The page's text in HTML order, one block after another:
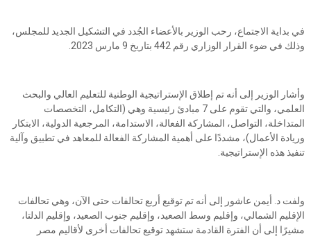
في بداية الاجتماع، رحب الوزير بالأعضاء الجُدد في التشكيل الجديد للمجلس،
وذلك في ضوء القرار الوزاري رقم 442 بتاريخ 9 مارس 2023.
وأشار الوزير إلى أنه تم إطلاق الإستراتيجية الوطنية للتعليم العالي والبحث
العلمي، والتي تقوم على 7 مبادئ رئيسية وهي (التكامل، التخصصات
المتداخلة، التواصل، المشاركة الفعالة، الاستدامة، المرجعية الدولية، الابتكار
وريادة الأعمال)، مشددًا على أهمية المشاركة الفعالة للمعاهد في تطبيق وآلية
تنفيذ هذه الإستراتيجية.
ولفت د. أيمن عاشور إلى أنه تم توقيع أربع تحالفات حتى الآن، وهي تحالفات
الإقليم الشمالي، وإقليم وسط الصعيد، وإقليم جنوب الصعيد، وإقليم الدلتا،
مشيرًا إلى أن الفترة القادمة ستشهد توقيع تحالفات أخرى لأقاليم مصر